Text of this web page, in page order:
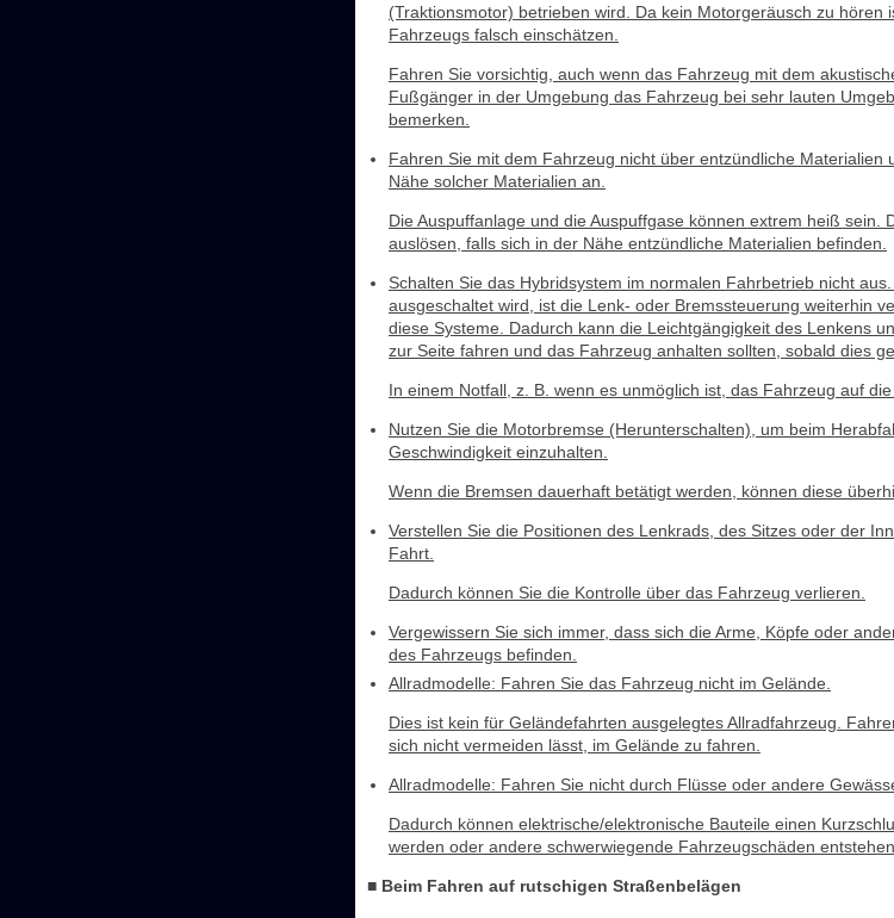
(Traktionsmotor) betrieben wird. Da kein Motorgeräusch zu
Fahrzeugs falsch einschätzen.
Fahren Sie vorsichtig, auch wenn das Fahrzeug mit dem
Fußgänger in der Umgebung das Fahrzeug bei sehr lauten
bemerken.
Fahren Sie mit dem Fahrzeug nicht über entzündliche Materialien
Nähe solcher Materialien an.
Die Auspuffanlage und die Auspuffgase können extrem heiß sein.
auslösen, falls sich in der Nähe entzündliche Materialien befinden.
Schalten Sie das Hybridsystem im normalen Fahrbetrieb nicht
ausgeschaltet wird, ist die Lenk- oder Bremssteuerung weiterhin
diese Systeme. Dadurch kann die Leichtgängigkeit des Lenkens
zur Seite fahren und das Fahrzeug anhalten sollten, sobald dies
In einem Notfall, z. B. wenn es unmöglich ist, das Fahrzeug auf
Nutzen Sie die Motorbremse (Herunterschalten), um beim
Geschwindigkeit einzuhalten.
Wenn die Bremsen dauerhaft betätigt werden, können diese
Verstellen Sie die Positionen des Lenkrads, des Sitzes oder der
Fahrt.
Dadurch können Sie die Kontrolle über das Fahrzeug verlieren.
Vergewissern Sie sich immer, dass sich die Arme, Köpfe oder
des Fahrzeugs befinden.
Allradmodelle: Fahren Sie das Fahrzeug nicht im Gelände.
Dies ist kein für Geländefahrten ausgelegtes Allradfahrzeug.
sich nicht vermeiden lässt, im Gelände zu fahren.
Allradmodelle: Fahren Sie nicht durch Flüsse oder andere
Dadurch können elektrische/elektronische Bauteile einen
werden oder andere schwerwiegende Fahrzeugschäden entstehen.
■ Beim Fahren auf rutschigen Straßenbelägen